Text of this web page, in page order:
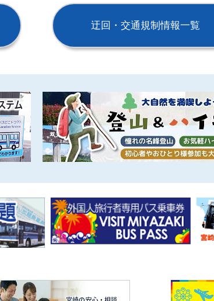
迂回・交通規制情報一覧